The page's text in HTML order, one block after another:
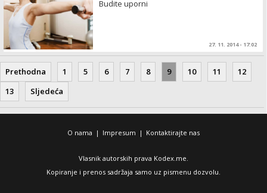
Budite uporni
27. 11. 2014 - 17:02
Prethodna 1 5 6 7 8 9 10 11
12
13
Sljedeća
O nama | Impresum | Kontaktirajte nas
Vlasnik autorskih prava Kodex.me.
Kopiranje i prenos sadržaja samo uz pismenu dozvolu.